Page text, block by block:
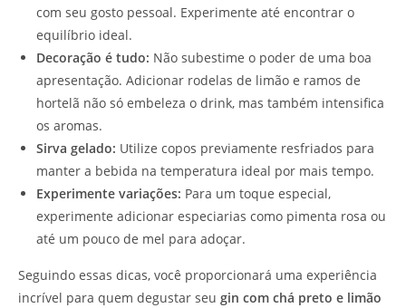
com seu gosto pessoal. Experimente até encontrar o
equilíbrio ideal.
Decoração é tudo: Não subestime o poder de uma boa
apresentação. Adicionar rodelas de limão e ramos de
hortelã não só embeleza o drink, mas também intensifica
os aromas.
Sirva gelado: Utilize copos previamente resfriados para
manter a bebida na temperatura ideal por mais tempo.
Experimente variações: Para um toque especial,
experimente adicionar especiarias como pimenta rosa ou
até um pouco de mel para adoçar.
Seguindo essas dicas, você proporcionará uma experiência
incrível para quem degustar seu gin com chá preto e limão